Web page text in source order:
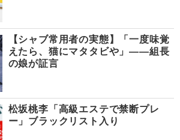
【シャブ常用者の実態】「一度味覚
えたら、猫にマタタビや」――組長
の娘が証言
松坂桃李「高級エステで禁断プレ
ー」ブラックリスト入り